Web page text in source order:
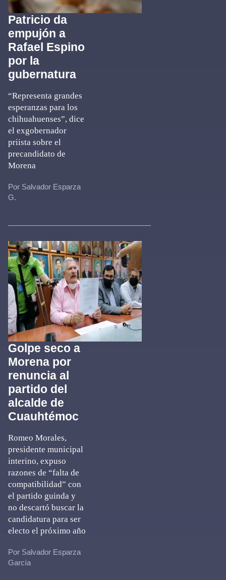
Patricio da
empujón a
Rafael Espino
por la
gubernatura
“Representa grandes
esperanzas para los
chihuahuenses”, dice
el exgobernador
priista sobre el
precandidato de
Morena
Por Salvador Esparza
G.
Golpe seco a
Morena por
renuncia al
partido del
alcalde de
Cuauhtémoc
Romeo Morales,
presidente municipal
interino, expuso
razones de “falta de
compatibilidad” con
el partido guinda y
no descartó buscar la
candidatura para ser
electo el próximo año
Por Salvador Esparza
García